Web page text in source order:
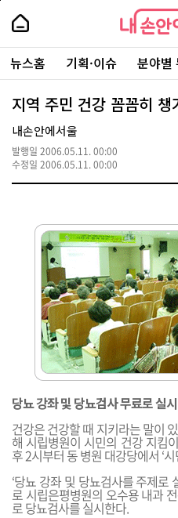
본
로
가
내
손
안
에
서
울
-
서
울
시
대
표
소
내
손
에
울
주
요
서
뉴스홈 기획·이슈 분야별
지역 주민 건강 꼼꼼히 챙
내손안에서울
발행일 2006.05.11. 00:00
수정일 2006.05.11. 00:00
당뇨 강좌 및 당뇨검사 무료로 실시
건강은 건강할 때 지키라는 말이
해 시립병원이 시민의 건강 지킴
후 2시부터 동 병원 대강당에서 ‘
‘당뇨 강좌 및 당뇨검사를 주제로
로 시립은평병원의 오수용 내과
로 당뇨검사를 실시한다.
페
상
단
로